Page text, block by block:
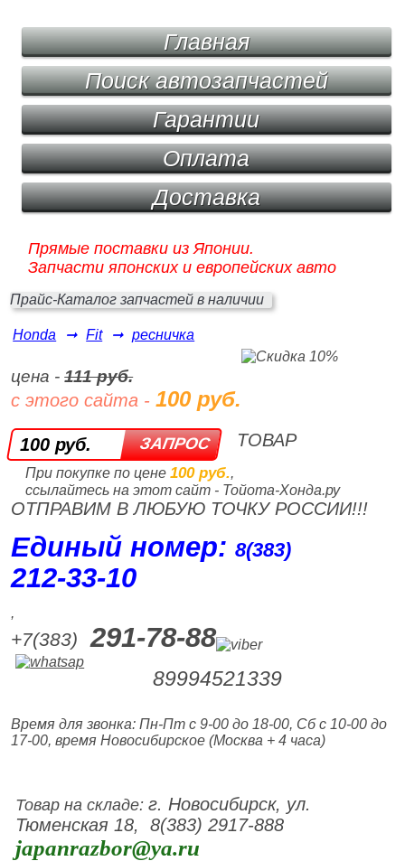
Главная
Поиск автозапчастей
Гарантии
Оплата
Доставка
Прямые поставки из Японии.
Запчасти японских и европейских авто
Прайс-Каталог запчастей в наличии
Honda ➞ Fit ➞ ресничка
цена -111 руб.
с этого сайта -100 руб.
100 руб.
При покупке по цене 100 руб.,
ссылайтесь на этот сайт - Тойота-Хонда.ру
ТОВАР
ОТПРАВИМ В ЛЮБУЮ ТОЧКУ РОССИИ!!!
Единый номер:8(383)
212‑33‑10
,
+7(383) 291-78-88
89994521339
Время для звонка: Пн-Пт с 9-00 до 18-00, Сб с 10-00 до
17-00, время Новосибирское (Москва + 4 часа)
Товар на складе:г. Новосибирск, ул.
Тюменская 18, 8(383) 2917-888
japanrazbor@ya.ru